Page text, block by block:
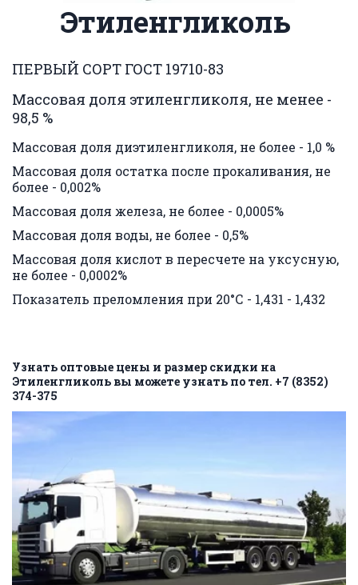
Этиленгликоль
ПЕРВЫЙ СОРТ ГОСТ 19710-83
Массовая доля этиленгликоля, не менее -
98,5 %
Массовая доля диэтиленгликоля, не более - 1,0 %
Массовая доля остатка после прокаливания, не
более - 0,002%
Массовая доля железа, не более - 0,0005%
Массовая доля воды, не более - 0,5%
Массовая доля кислот в пересчете на уксусную,
не более - 0,0002%
Показатель преломления при 20°С - 1,431 - 1,432
Узнать оптовые цены и размер скидки на
Этиленгликоль вы можете узнать по тел. +7 (8352)
374-375